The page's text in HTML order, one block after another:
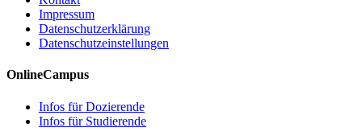
Impressum
Datenschutzerklärung
Datenschutzeinstellungen
OnlineCampus
Infos für Dozierende
Infos für Studierende